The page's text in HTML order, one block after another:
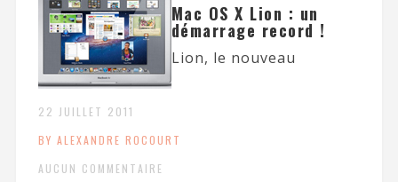
Mac OS X Lion : un
démarrage record !
22 JUILLET 2011
BY ALEXANDRE ROCOURT
AUCUN COMMENTAIRE
Lion, le nouveau